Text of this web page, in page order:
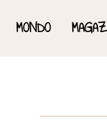
MONDO